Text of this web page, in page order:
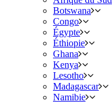
Botswana
Congo
Égypte
Éthiopie
Ghana
Kenya
Lesotho
Madagascar
Namibie